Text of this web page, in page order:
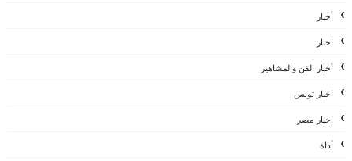
أخبار
اخبار
أخبار الفن والمشاهير
اخبار تونس
اخبار مصر
أداة